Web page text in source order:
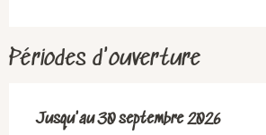
Périodes d'ouverture
Du1 avril 2026au30 septembre 2026
Jusqu'au30 septembre 2026